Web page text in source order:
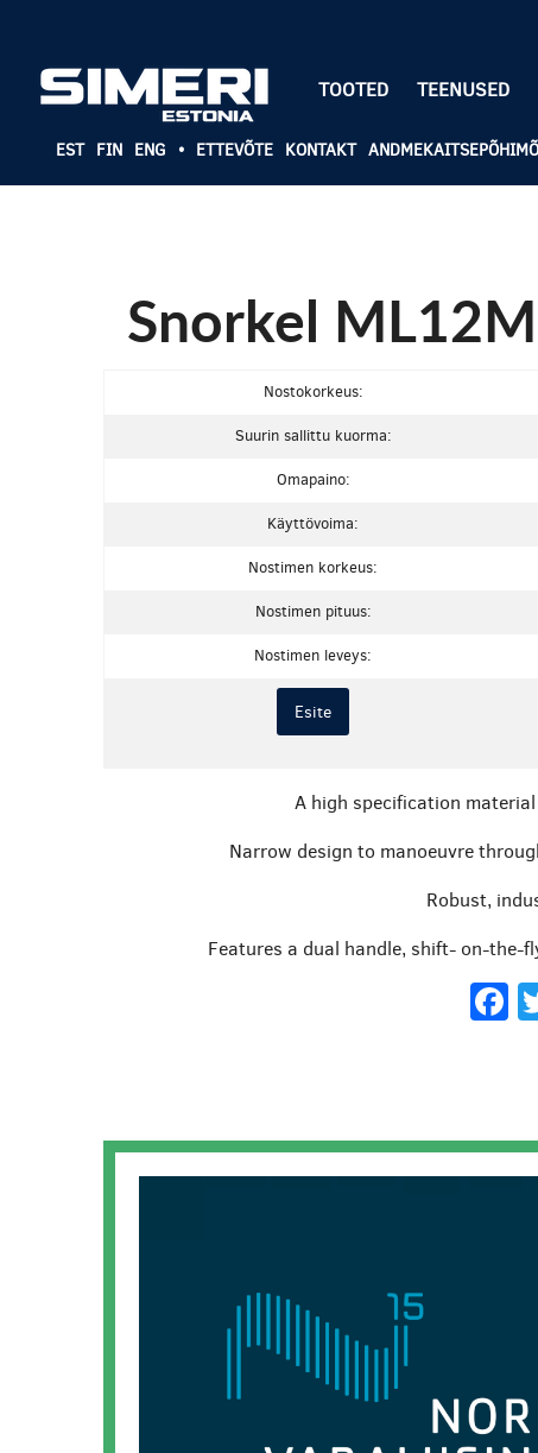
TOOTED TEENUSED
EST FIN ENG • ETTEVÕTE KONTAKT
Snorkel
Nostokorkeus:
Suurin sallittu kuorma:
Omapaino:
Käyttövoima:
Nostimen korkeus:
Nostimen pituus:
Nostimen leveys:
Esite
A high specification
Narrow design to manoeuvre
Robust,
Features a dual handle, shift- on-the-